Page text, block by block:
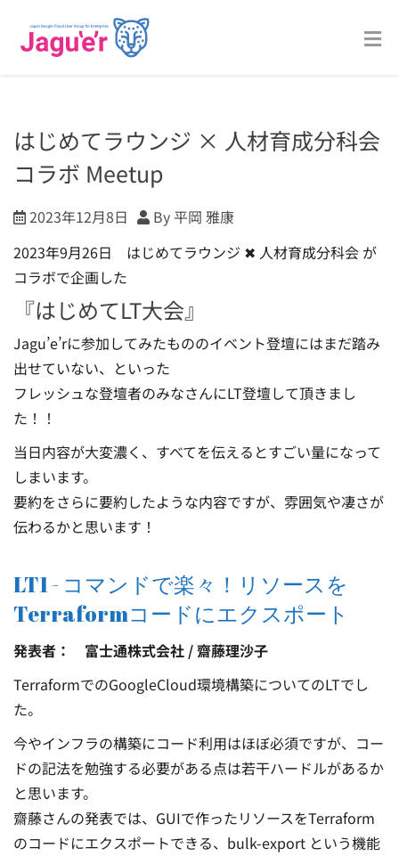
はじめてラウンジ × 人材育成分科会
コラボ Meetup
2023年12月8日
By 平岡 雅康
2023年9月26日 はじめてラウンジ ✖ 人材育成分科会 が
コラボで企画した
『はじめてLT大会』
Jagu’e’rに参加してみたもののイベント登壇にはまだ踏み
出せていない、といった
フレッシュな登壇者のみなさんにLT登壇して頂きまし
た！！
当日内容が大変濃く、すべてを伝えるとすごい量になって
しまいます。
要約をさらに要約したような内容ですが、雰囲気や凄さが
伝わるかと思います！
LT1 - コマンドで楽々！リソースを
Terraformコードにエクスポート
発表者： 富士通株式会社 / 齋藤理沙子
TerraformでのGoogleCloud環境構築についてのLTでし
た。
今やインフラの構築にコード利用はほぼ必須ですが、コー
ドの記法を勉強する必要がある点は若干ハードルがあるか
と思います。
齋藤さんの発表では、GUIで作ったリソースをTerraform
のコードにエクスポートできる、bulk-export という機能